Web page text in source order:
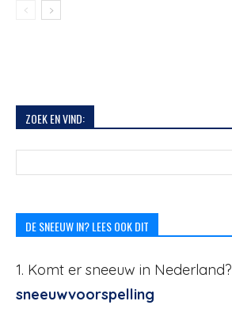
ZOEK EN VIND:
DE SNEEUW IN? LEES OOK DIT
1. Komt er sneeuw in Nederland?
sneeuwvoorspelling